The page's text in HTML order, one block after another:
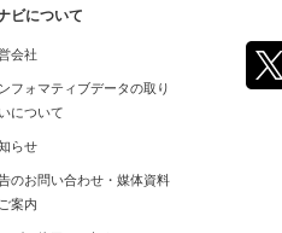
ビについて
会社
フォマティブデータの取り
について
らせ
のお問い合わせ・媒体資料
案内